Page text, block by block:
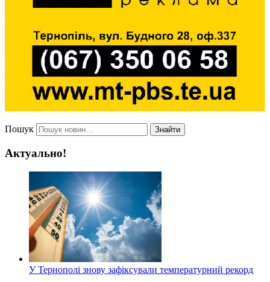
Пошук Знайти
Актуально!
У Тернополі знову зафіксували температурний рекорд